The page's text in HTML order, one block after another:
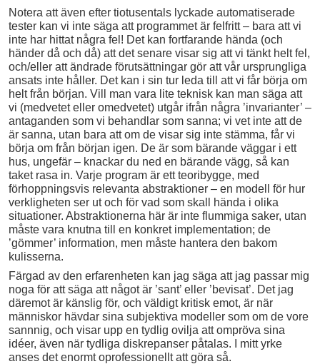
Notera att även efter tiotusentals lyckade automatiserade
tester kan vi inte säga att programmet är felfritt – bara att vi
inte har hittat några fel! Det kan fortfarande hända (och
händer då och då) att det senare visar sig att vi tänkt helt fel,
och/eller att ändrade förutsättningar gör att vår ursprungliga
ansats inte håller. Det kan i sin tur leda till att vi får börja om
helt från början. Vill man vara lite teknisk kan man säga att
vi (medvetet eller omedvetet) utgår ifrån några ’invarianter’ –
antaganden som vi behandlar som sanna; vi vet inte att de
är sanna, utan bara att om de visar sig inte stämma, får vi
börja om från början igen. De är som bärande väggar i ett
hus, ungefär – knackar du ned en bärande vägg, så kan
taket rasa in. Varje program är ett teoribygge, med
förhoppningsvis relevanta abstraktioner – en modell för hur
verkligheten ser ut och för vad som skall hända i olika
situationer. Abstraktionerna här är inte flummiga saker, utan
måste vara knutna till en konkret implementation; de
’gömmer’ information, men måste hantera den bakom
kulisserna.
Färgad av den erfarenheten kan jag säga att jag passar mig
noga för att säga att något är ’sant’ eller ’bevisat’. Det jag
däremot är känslig för, och väldigt kritisk emot, är när
människor hävdar sina subjektiva modeller som om de vore
sannnig, och visar upp en tydlig ovilja att ompröva sina
idéer, även när tydliga diskrepanser påtalas. I mitt yrke
anses det enormt oprofessionellt att göra så.